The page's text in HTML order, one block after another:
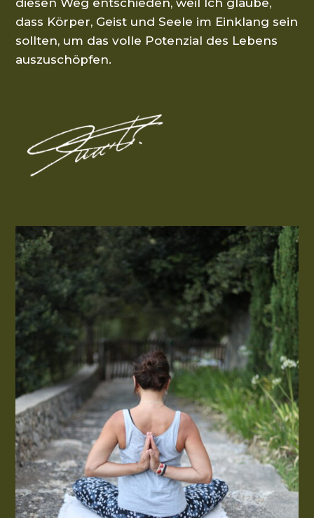
dass Körper, Geist und Seele im Einklang sein
sollten, um das volle Potenzial des Lebens
auszuschöpfen.